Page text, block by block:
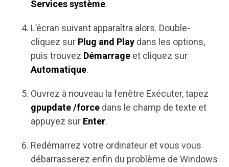
Services système.
L’écran suivant apparaîtra alors. Double-
cliquez sur Plug and Play dans les options,
puis trouvez Démarrage et cliquez sur
Automatique.
Ouvrez à nouveau la fenêtre Exécuter, tapez
gpupdate /force dans le champ de texte et
appuyez sur Enter.
Redémarrez votre ordinateur et vous vous
débarrasserez enfin du problème de Windows